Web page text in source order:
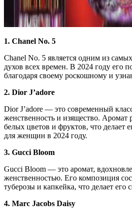
1. Chanel No. 5
Chanel No. 5 является одним из
духов всех времен. В 2024 году его
благодаря своему роскошному и
2. Dior J’adore
Dior J’adore — это современный
женственность и изящество. Аромат
белых цветов и фруктов, что делает
для женщин в 2024 году.
3. Gucci Bloom
Gucci Bloom — это аромат,
женственностью. Его композиция
туберозы и капкейка, что делает
4. Marc Jacobs Daisy